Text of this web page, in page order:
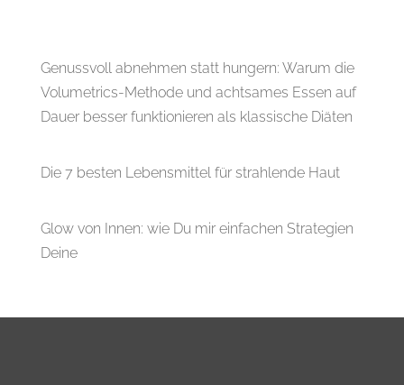
Genussvoll abnehmen statt hungern: Warum die
Volumetrics-Methode und achtsames Essen auf
Dauer besser funktionieren als klassische Diäten
Die 7 besten Lebensmittel für strahlende Haut
Glow von Innen: wie Du mir einfachen Strategien
Deine